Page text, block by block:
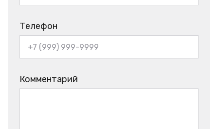
Телефон
Комментарий